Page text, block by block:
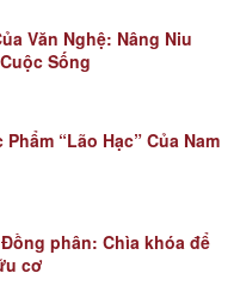
Văn Nghệ: Nâng Niu
Sống
“Lão Hạc” Của Nam
phân: Chìa khóa để
cơ